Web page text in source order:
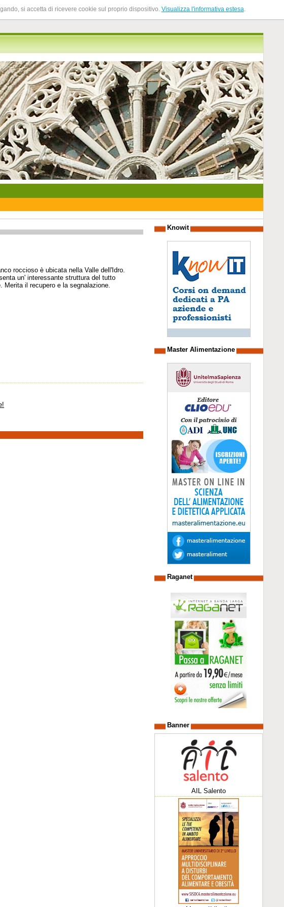
si accetta di ricevere cookie sul proprio dispositivo. Visualizza l'informativa estesa.
roccioso è ubicata nella Valle dell'Idro.
un' interessante struttura del tutto
Merita il recupero e la segnalazione.
Knowit
Master Alimentazione
Raganet
Banner
AIL Salento